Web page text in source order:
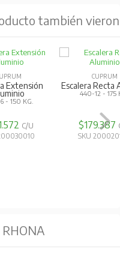
también vieron
Extensión
- 150 KG.
C/U
CUPRUM
Escalera Recta
440-12 - 175
$179.387
SKU